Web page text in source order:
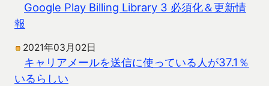
Google Play Billing Library 3 必須化＆更新情
報
2021年03月02日
キャリアメールを送信に使っている人が37.1％
いるらしい